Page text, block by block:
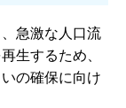
急激な人口流
生するため、
の確保に向け